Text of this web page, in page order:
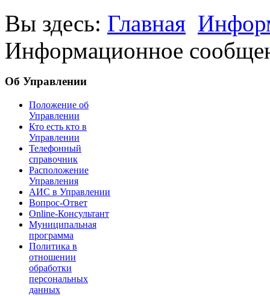
Вы здесь: Главная
Информационное
Об Управлении
Положение об
Управлении
Кто есть кто в
Управлении
Телефонный
справочник
Расположение
Управления
АИС в Управлении
Вопрос-Ответ
Online-Консультант
Муниципальная
программа
Политика в
отношении
обработки
персональных
данных